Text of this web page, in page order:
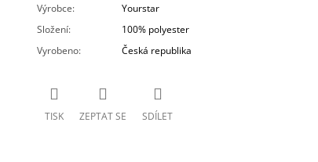
Výrobce:
Yourstar
Složení:
100% polyester
Vyrobeno: Česká republika
TISK ZEPTAT SE SDÍLET